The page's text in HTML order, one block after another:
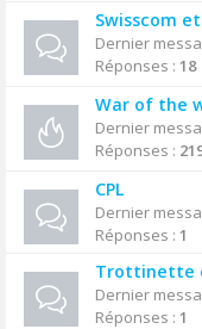
Swisscom
Dernier
Réponses : 18
War of the
Dernier
Réponses :
CPL
Dernier
Réponses : 1
Trottinette
Dernier
Réponses : 1